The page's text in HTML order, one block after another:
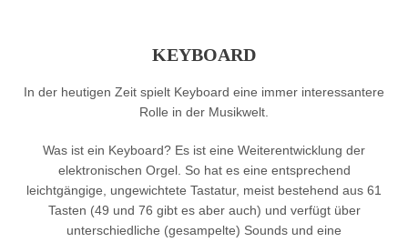
KEYBOARD
In der heutigen Zeit spielt Keyboard eine immer interessantere
Rolle in der Musikwelt.
Was ist ein Keyboard? Es ist eine Weiterentwicklung der
elektronischen Orgel. So hat es eine entsprechend
leichtgängige, ungewichtete Tastatur, meist bestehend aus 61
Tasten (49 und 76 gibt es aber auch) und verfügt über
unterschiedliche (gesampelte) Sounds und eine